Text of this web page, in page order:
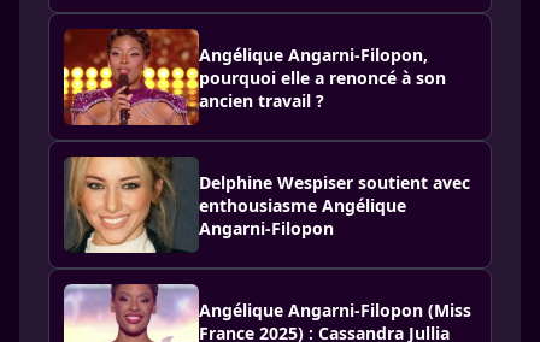
Angélique Angarni-Filopon,
pourquoi elle a renoncé à son
ancien travail ?
Delphine Wespiser soutient avec
enthousiasme Angélique
Angarni-Filopon
Angélique Angarni-Filopon (Miss
France 2025) : Cassandra Jullia